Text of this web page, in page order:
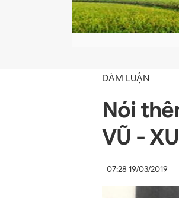
ĐÀM LUẬN
Nói
VŨ -
07:28 19/03/2019